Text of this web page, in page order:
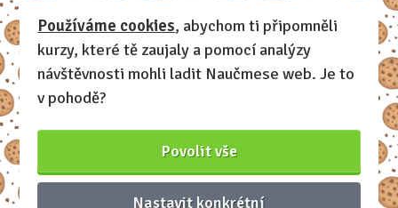
Používáme cookies, abychom ti připomněli
kurzy, které tě zaujaly a pomocí analýzy
návštěvnosti mohli ladit Naučmese web. Je to
v pohodě?
Povolit vše
Nastavit konkrétní